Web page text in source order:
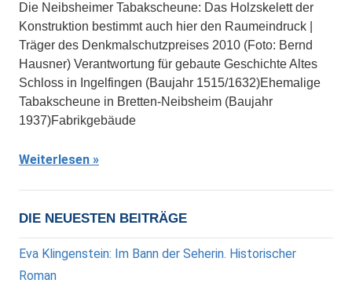
Die Neibsheimer Tabakscheune: Das Holzskelett der
Konstruktion bestimmt auch hier den Raumeindruck |
Träger des Denkmalschutzpreises 2010 (Foto: Bernd
Hausner) Verantwortung für gebaute Geschichte Altes
Schloss in Ingelfingen (Baujahr 1515/1632)Ehemalige
Tabakscheune in Bretten-Neibsheim (Baujahr
1937)Fabrikgebäude
Weiterlesen
DIE NEUESTEN BEITRÄGE
Eva Klingenstein: Im Bann der Seherin. Historischer
Roman